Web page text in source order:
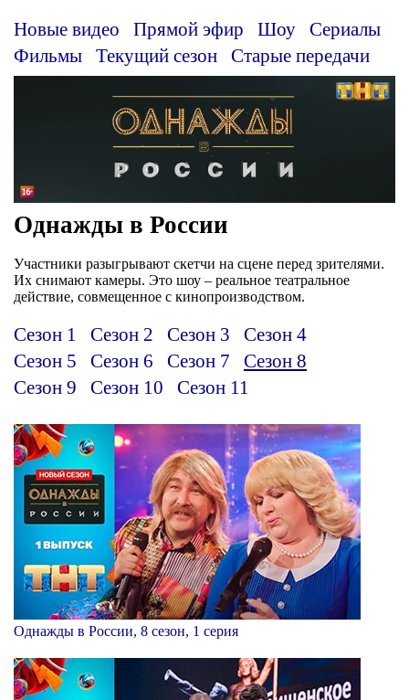
Новые видео Прямой эфир Шоу
Сериалы
Фильмы
Текущий сезон Старые передачи
Однажды в России
Участники разыгрывают скетчи на сцене перед зрителями.
Их снимают камеры. Это шоу – реальное театральное
действие, совмещенное с кинопроизводством.
Сезон 1 Сезон 2 Сезон 3
Сезон 4
Сезон 5
Сезон 6 Сезон 7
Сезон 8
Сезон 9
Сезон 10 Сезон 11
Однажды в России, 8 сезон, 1 серия